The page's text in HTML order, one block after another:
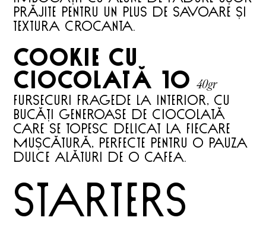
PRĂJITE PENTRU UN PLUS DE SAVOARE ȘI
TEXTURA CROCANTA.
cookie cu
ciocolată 10 40gr
FURSECURI FRAGEDE LA INTERIOR, CU
BUCĂȚI GENEROASE DE CIOCOLATĂ
CARE SE TOPESC DELICAT LA FIECARE
MUȘCĂTURĂ, PERFECTE PENTRU O PAUZA
DULCE ALĂTURI DE O CAFEA.
starterS